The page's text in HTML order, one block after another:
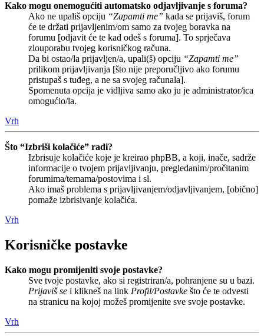
Kako mogu onemogućiti automatsko odjavljivanje s foruma?
Ako ne upališ opciju “Zapamti me” kada se prijaviš, forum
će te držati prijavljenim/om samo za tvojeg boravka na
forumu [odjavit će te kad odeš s foruma]. To sprječava
zlouporabu tvojeg korisničkog računa.
Da bi ostao/la prijavljen/a, upali(š) opciju “Zapamti me”
prilikom prijavljivanja [što nije preporučljivo ako forumu
pristupaš s tuđeg, a ne sa svojeg računala].
Spomenuta opcija je vidljiva samo ako ju je administrator/ica
omogućio/la.
Vrh
Što “Izbriši kolačiće” radi?
Izbrisuje kolačiće koje je kreirao phpBB, a koji, inače, sadrže
informacije o tvojem prijavljivanju, pregledanim/pročitanim
forumima/temama/postovima i sl.
Ako imaš problema s prijavljivanjem/odjavljivanjem, [obično]
pomaže izbrisivanje kolačića.
Vrh
Korisničke postavke
Kako mogu promijeniti svoje postavke?
Sve tvoje postavke, ako si registriran/a, pohranjene su u bazi.
Prijaviš se i klikneš na link Profil/Postavke što će te odvesti
na stranicu na kojoj možeš promijenite sve svoje postavke.
Vrh